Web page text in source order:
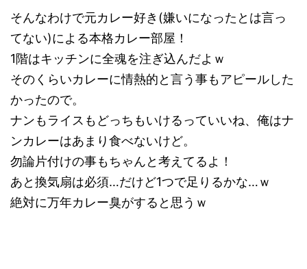
そんなわけで元カレー好き(嫌いになったとは言っ
てない)による本格カレー部屋！
1階はキッチンに全魂を注ぎ込んだよｗ
そのくらいカレーに情熱的と言う事もアピールした
かったので。
ナンもライスもどっちもいけるっていいね、俺はナ
ンカレーはあまり食べないけど。
勿論片付けの事もちゃんと考えてるよ！
あと換気扇は必須…だけど1つで足りるかな…ｗ
絶対に万年カレー臭がすると思うｗ